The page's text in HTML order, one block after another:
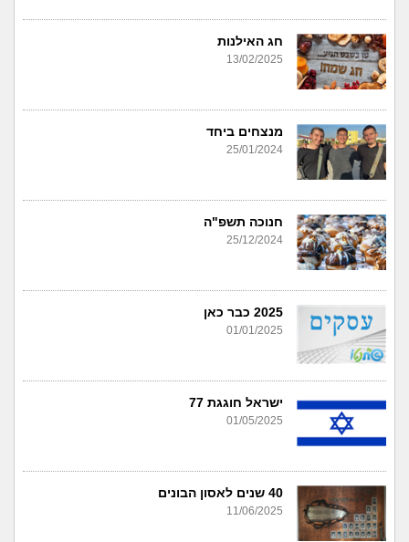
חג האילנות
13/02/2025
מנצחים ביחד
25/01/2024
חנוכה תשפ"ה
25/12/2024
2025 כבר כאן
01/01/2025
ישראל חוגגת 77
01/05/2025
40 שנים לאסון הבונים
11/06/2025